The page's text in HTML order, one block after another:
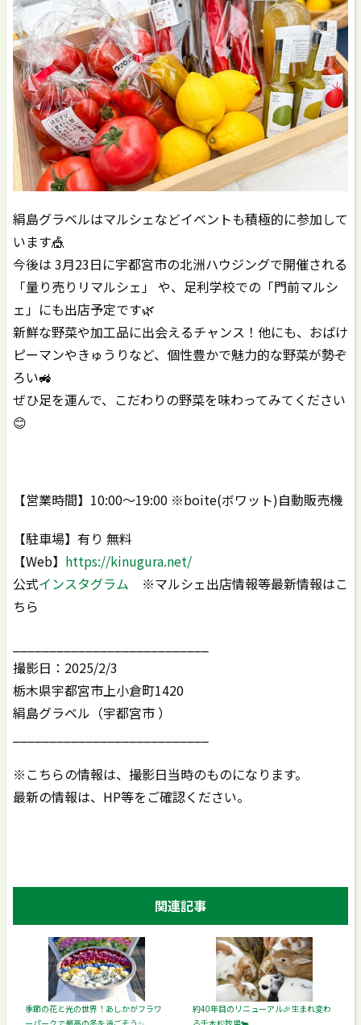
絹島グラベルはマルシェなどイベントも積極的に参加して
います🎪
今後は 3月23日に宇都宮市の北洲ハウジングで開催される
「量り売りリマルシェ」 や、足利学校での「門前マルシ
ェ」にも出店予定です🌿
新鮮な野菜や加工品に出会えるチャンス！他にも、おばけ
ピーマンやきゅうりなど、個性豊かで魅力的な野菜が勢ぞ
ろい🚜
ぜひ足を運んで、こだわりの野菜を味わってみてください
😊
【営業時間】10:00〜19:00 ※boite(ボワット)自動販売機
【駐車場】有り 無料
【Web】 https://kinugura.net/
公式インスタグラム ※マルシェ出店情報等最新情報はこ
ちら
撮影日：2025/2/3
栃木県宇都宮市上小倉町1420
絹島グラベル（宇都宮市 ）
※こちらの情報は、撮影日当時のものになります。
最新の情報は、HP等をご確認ください。
関連記事
季節の花と光の世界！あしかがフラワ
約40年目のリニューアル🎉生まれ変わ